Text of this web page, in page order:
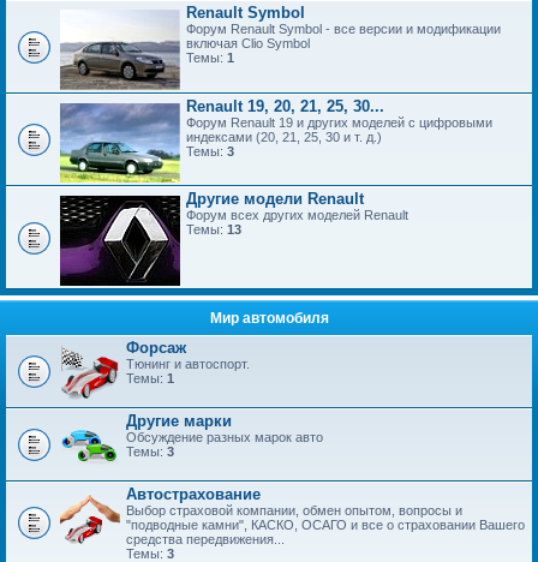
Renault Symbol
Форум Renault Symbol - все версии и модификации
включая Clio Symbol
Темы: 1
Renault 19, 20, 21, 25, 30...
Форум Renault 19 и других моделей с цифровыми
индексами (20, 21, 25, 30 и т. д.)
Темы: 3
Другие модели Renault
Форум всех других моделей Renault
Темы: 13
Мир автомобиля
Форсаж
Тюнинг и автоспорт.
Темы: 1
Другие марки
Обсуждение разных марок авто
Темы: 3
Автострахование
Выбор страховой компании, обмен опытом, вопросы и
"подводные камни", КАСКО, ОСАГО и все о страховании Вашего
средства передвижения...
Темы: 3